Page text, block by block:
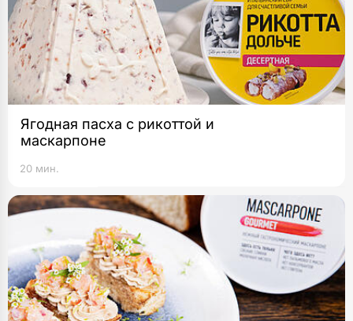
Ягодная пасха с рикоттой и
маскарпоне
20 мин.